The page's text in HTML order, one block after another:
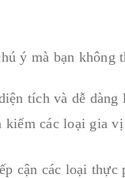
ý mà bạn không
tích và dễ dàng
các loại gia vị
cận các loại thực